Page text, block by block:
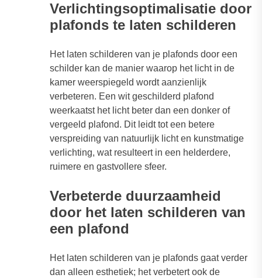
Verlichtingsoptimalisatie door
plafonds te laten schilderen
Het laten schilderen van je plafonds door een
schilder kan de manier waarop het licht in de
kamer weerspiegeld wordt aanzienlijk
verbeteren. Een wit geschilderd plafond
weerkaatst het licht beter dan een donker of
vergeeld plafond. Dit leidt tot een betere
verspreiding van natuurlijk licht en kunstmatige
verlichting, wat resulteert in een helderdere,
ruimere en gastvollere sfeer.
Verbeterde duurzaamheid
door het laten schilderen van
een plafond
Het laten schilderen van je plafonds gaat verder
dan alleen esthetiek; het verbetert ook de